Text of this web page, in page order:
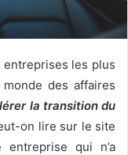
entreprises les plus
des affaires
la transition du
on lire sur le site
entreprise qui n’a